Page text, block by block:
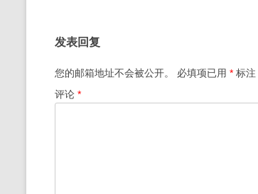
发表回复
您的邮箱地址不会被公开。 必填项已用 * 标注
评论 *